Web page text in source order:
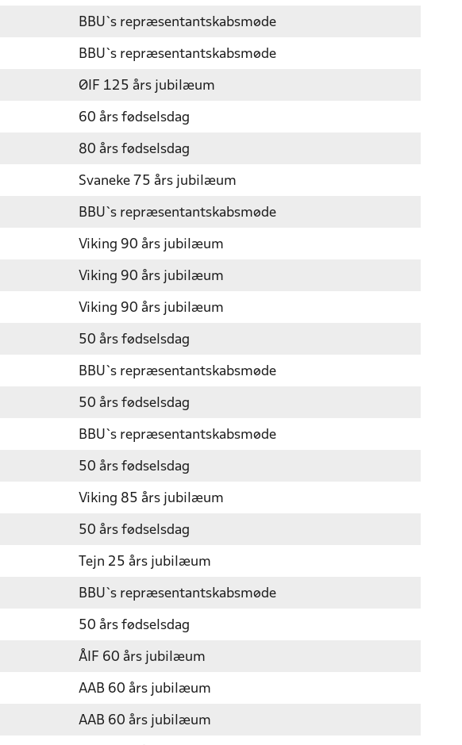
BBU`s repræsentantskabsmøde
BBU`s repræsentantskabsmøde
ØIF 125 års jubilæum
60 års fødselsdag
80 års fødselsdag
Svaneke 75 års jubilæum
BBU`s repræsentantskabsmøde
Viking 90 års jubilæum
Viking 90 års jubilæum
Viking 90 års jubilæum
50 års fødselsdag
BBU`s repræsentantskabsmøde
50 års fødselsdag
BBU`s repræsentantskabsmøde
50 års fødselsdag
Viking 85 års jubilæum
50 års fødselsdag
Tejn 25 års jubilæum
BBU`s repræsentantskabsmøde
50 års fødselsdag
ÅIF 60 års jubilæum
AAB 60 års jubilæum
AAB 60 års jubilæum